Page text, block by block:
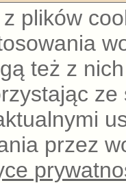
plików
też z
przez